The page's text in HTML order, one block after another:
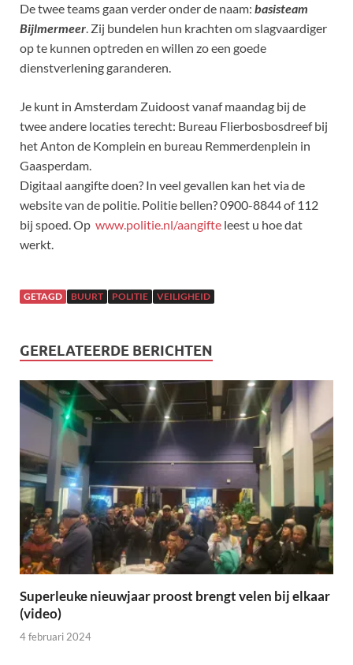
De twee teams gaan verder onder de naam: basisteam
Bijlmermeer. Zij bundelen hun krachten om slagvaardiger
op te kunnen optreden en willen zo een goede
dienstverlening garanderen.
Je kunt in Amsterdam Zuidoost vanaf maandag bij de
twee andere locaties terecht: Bureau Flierbosbosdreef bij
het Anton de Komplein en bureau Remmerdenplein in
Gaasperdam.
Digitaal aangifte doen? In veel gevallen kan het via de
website van de politie. Politie bellen? 0900-8844 of 112
bij spoed. Op www.politie.nl/aangifte leest u hoe dat
werkt.
GETAGD BUURT POLITIE VEILIGHEID
GERELATEERDE BERICHTEN
Superleuke nieuwjaar proost brengt velen bij elkaar
(video)
4 februari 2024